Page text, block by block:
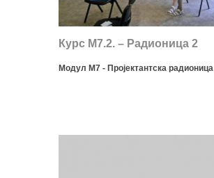
Курс М7.2. – Радионица 2
Модул М7 - Пројектантска радионица